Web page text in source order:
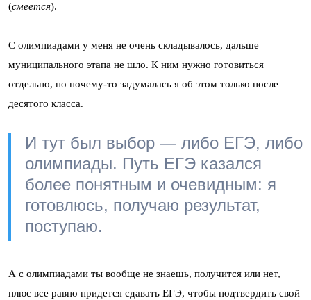
(смеется).
С олимпиадами у меня не очень складывалось, дальше
муниципального этапа не шло. К ним нужно готовиться
отдельно, но почему-то задумалась я об этом только после
десятого класса.
И тут был выбор — либо ЕГЭ, либо
олимпиады. Путь ЕГЭ казался
более понятным и очевидным: я
готовлюсь, получаю результат,
поступаю.
А с олимпиадами ты вообще не знаешь, получится или нет,
плюс все равно придется сдавать ЕГЭ, чтобы подтвердить свой